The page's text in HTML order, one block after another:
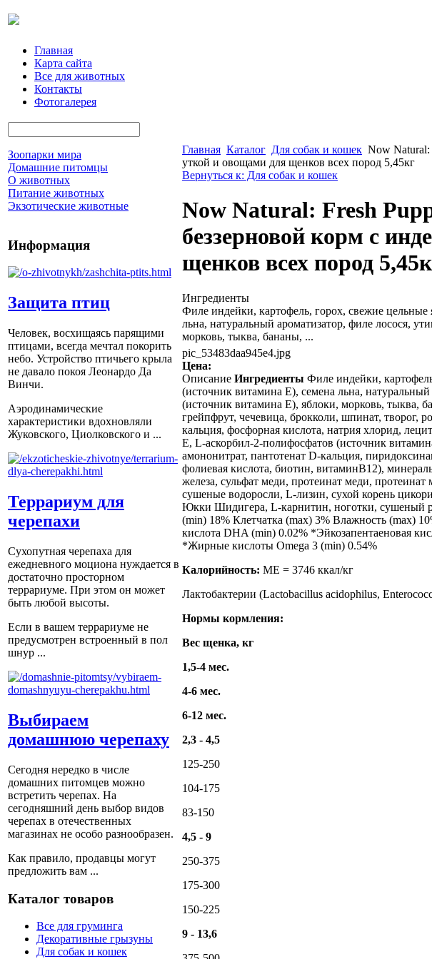
Главная
Карта сайта
Все для животных
Контакты
Фотогалерея
Зоопарки мира
Домашние питомцы
О животных
Питание животных
Экзотические животные
Информация
Защита птиц
Человек, восхищаясь парящими
птицами, всегда мечтал покорить
небо. Устройство птичьего крыла
не давало покоя Леонардо Да
Винчи.
Аэродинамические
характеристики вдохновляли
Жуковского, Циолковского и ...
Террариум для
черепахи
Сухопутная черепаха для
ежедневного моциона нуждается в
достаточно просторном
террариуме. При этом он может
быть любой высоты.
Если в вашем террариуме не
предусмотрен встроенный в пол
шнур ...
Выбираем
домашнюю черепаху
Сегодня нередко в числе
домашних питомцев можно
встретить черепах. На
сегодняшний день выбор видов
черепах в отечественных
магазинах не особо разнообразен.
Как правило, продавцы могут
предложить вам ...
Каталог товаров
Все для груминга
Декоративные грызуны
Для собак и кошек
Главная Каталог Для собак и кошек Now Natural:
уткой и овощами для щенков всех пород 5,45кг
Вернуться к: Для собак и кошек
Now Natural: Fresh
беззерновой корм с
щенков всех пород
Ингредиенты
Филе индейки, картофель, горох, свежие
льна, натуральный ароматизатор, филе лосося,
морковь, тыква, бананы, ...
pic_53483daa945e4.jpg
Цена:
Описание Ингредиенты Филе индейки,
(источник витамина Е), семена льна,
(источник витамина Е), яблоки, морковь, тыква,
грейпфрут, чечевица, брокколи, шпинат, творог,
кальция, фосфорная кислота, натрия хлорид,
Е, L-аскорбил-2-полифосфатов (источник
амононитрат, пантотенат D-кальция,
фолиевая кислота, биотин, витаминВ12),
железа, сульфат меди, протеинат меди,
сушеные водоросли, L-лизин, сухой корень
Юкки Шидигера, L-карнитин, ноготки, сушеный
(min) 18% Клетчатка (max) 3% Влажность (max)
кислота DHA (min) 0.02% *Эйкозапентаеновая
*Жирные кислоты Omega 3 (min) 0.54%
Калорийность: ME = 3746 ккал/кг
Лактобактерии (Lactobacillus acidophilus,
Нормы кормления:
Вес щенка, кг
1,5-4 мес.
4-6 мес.
6-12 мес.
2,3 - 4,5
125-250
104-175
83-150
4,5 - 9
250-375
175-300
150-225
9 - 13,6